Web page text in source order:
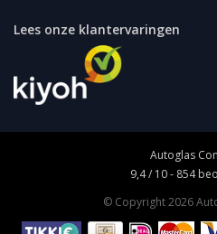
Lees onze klantervaringen
Autoglas
9,4/ 10- 854
© Copyright 2026